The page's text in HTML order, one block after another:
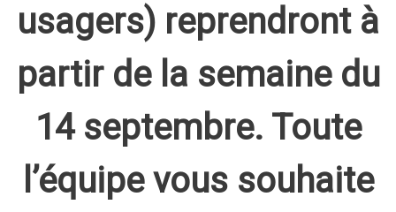
usagers) reprendront à
partir de la semaine du
14 septembre. Toute
l’équipe vous souhaite